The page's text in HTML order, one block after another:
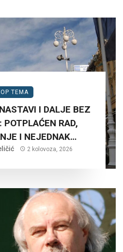
TEMA
I DALJE BEZ
POTPLAĆEN RAD,
I NEJEDNAK
2 kolovoza, 2026